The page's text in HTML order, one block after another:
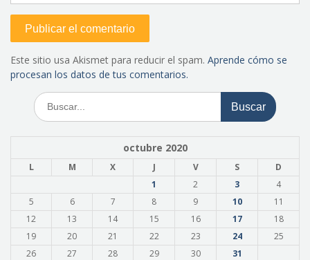
Este sitio usa Akismet para reducir el spam. Aprende cómo se
procesan los datos de tus comentarios.
Buscar:
octubre 2020
L M X J V S
D
1
2 3
4
5
6 7 8 9 10
11
12
13 14 15 16 17
18
19
20 21 22 23 24
25
26
27 28 29 30 31